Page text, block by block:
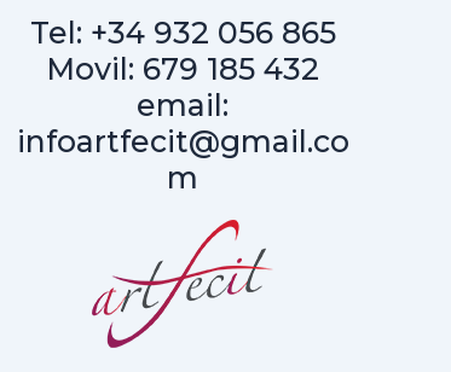
Tel: +34 932 056 865
Movil: 679 185 432
email:
infoartfecit@gmail.co
m